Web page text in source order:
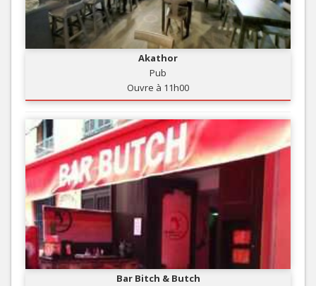
Akathor
Pub
Ouvre à 11h00
Bar Bitch & Butch